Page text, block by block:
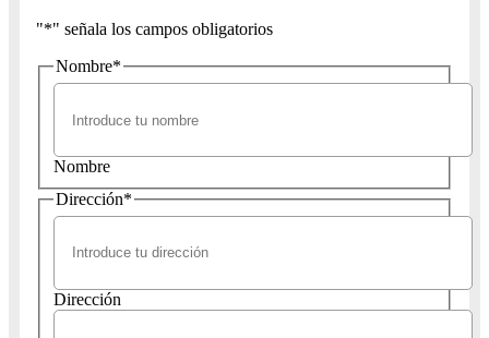
"*" señala los campos obligatorios
Nombre*
Nombre
Dirección*
Dirección